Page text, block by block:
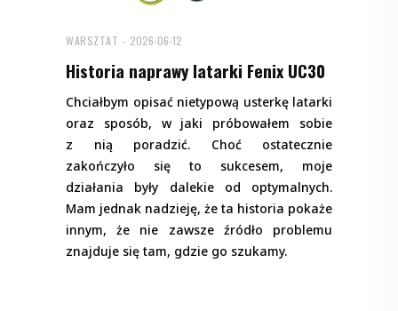
WARSZTAT 2026-06-12
Historia naprawy latarki Fenix UC30
Chciałbym opisać nietypową usterkę latarki
oraz sposób, w jaki próbowałem sobie
z nią poradzić. Choć ostatecznie
zakończyło się to sukcesem, moje
działania były dalekie od optymalnych.
Mam jednak nadzieję, że ta historia pokaże
innym, że nie zawsze źródło problemu
znajduje się tam, gdzie go szukamy.